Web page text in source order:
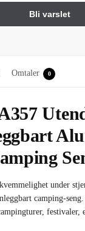
Omtaler 0
under
camping-
festivaler,